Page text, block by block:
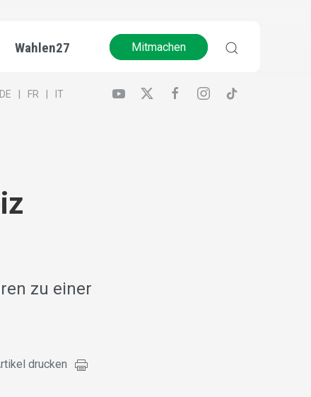
Wahlen27 Mitmachen
DE FR IT
zu einer
drucken